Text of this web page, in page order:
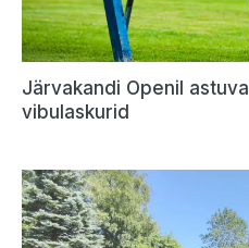
Järvakandi Openil
vibulaskurid